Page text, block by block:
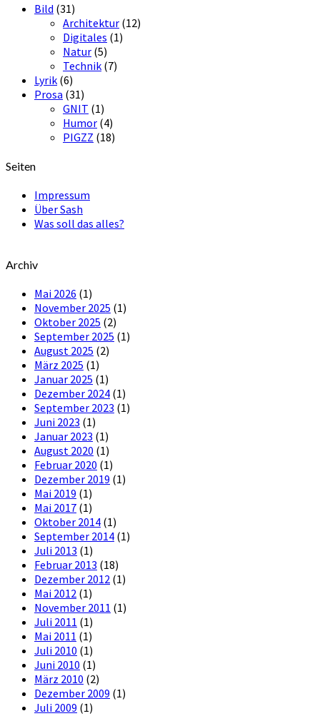
Bild (31)
Architektur (12)
Digitales (1)
Natur (5)
Technik (7)
Lyrik (6)
Prosa (31)
GNIT (1)
Humor (4)
PIGZZ (18)
Seiten
Impressum
Über Sash
Was soll das alles?
Archiv
Mai 2026 (1)
November 2025 (1)
Oktober 2025 (2)
September 2025 (1)
August 2025 (2)
März 2025 (1)
Januar 2025 (1)
Dezember 2024 (1)
September 2023 (1)
Juni 2023 (1)
Januar 2023 (1)
August 2020 (1)
Februar 2020 (1)
Dezember 2019 (1)
Mai 2019 (1)
Mai 2017 (1)
Oktober 2014 (1)
September 2014 (1)
Juli 2013 (1)
Februar 2013 (18)
Dezember 2012 (1)
Mai 2012 (1)
November 2011 (1)
Juli 2011 (1)
Mai 2011 (1)
Juli 2010 (1)
Juni 2010 (1)
März 2010 (2)
Dezember 2009 (1)
Juli 2009 (1)